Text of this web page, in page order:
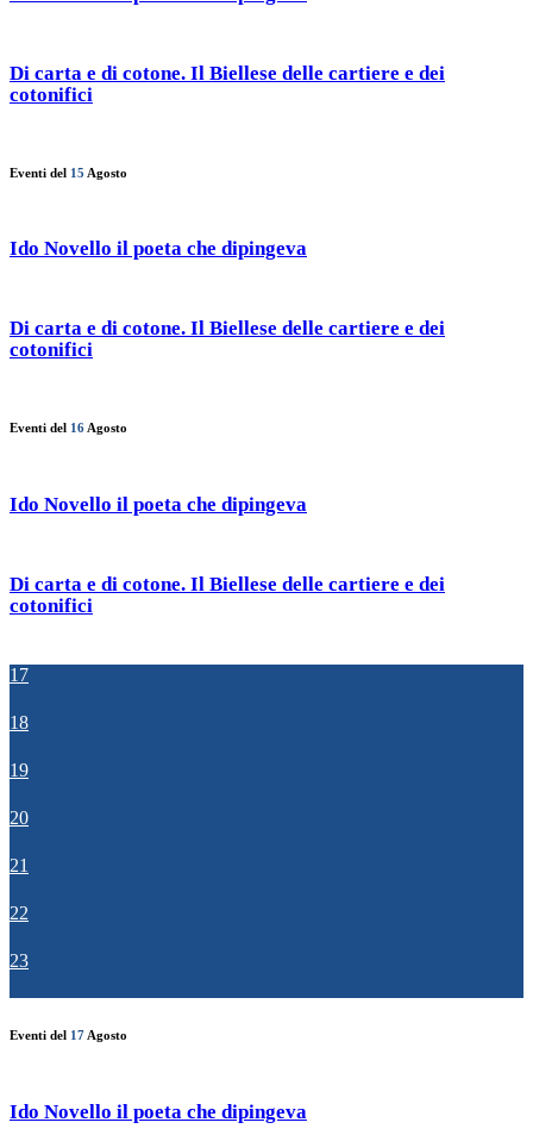
Di carta e di cotone. Il Biellese delle cartiere e dei
cotonifici
Eventi del 15 Agosto
Ido Novello il poeta che dipingeva
Di carta e di cotone. Il Biellese delle cartiere e dei
cotonifici
Eventi del 16 Agosto
Ido Novello il poeta che dipingeva
Di carta e di cotone. Il Biellese delle cartiere e dei
cotonifici
17
18
19
20
21
22
23
Eventi del 17 Agosto
Ido Novello il poeta che dipingeva